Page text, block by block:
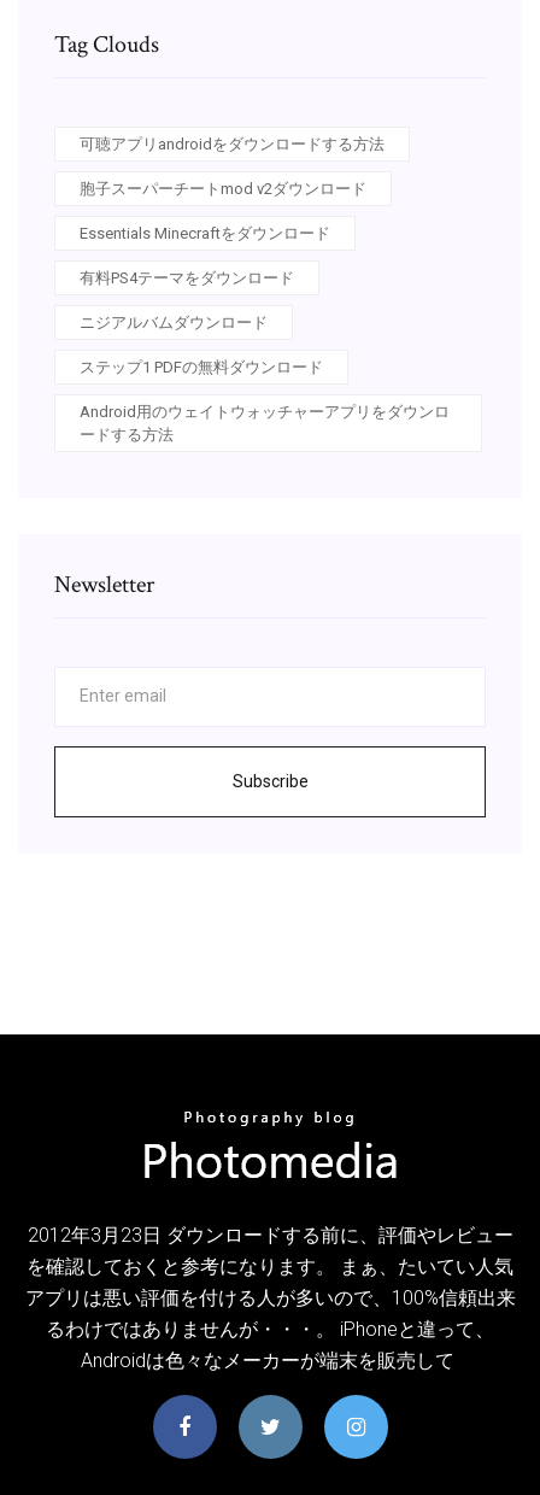
Tag Clouds
可聴アプリandroidをダウンロードする方法
胞子スーパーチートmod v2ダウンロード
Essentials Minecraftをダウンロード
有料PS4テーマをダウンロード
ニジアルバムダウンロード
ステップ1 PDFの無料ダウンロード
Android用のウェイトウォッチャーアプリをダウンロ
ードする方法
Newsletter
Subscribe
2012年3月23日 ダウンロードする前に、評価やレビュー
を確認しておくと参考になります。 まぁ、たいてい人気
アプリは悪い評価を付ける人が多いので、100%信頼出来
るわけではありませんが・・・。 iPhoneと違って、
Androidは色々なメーカーが端末を販売して